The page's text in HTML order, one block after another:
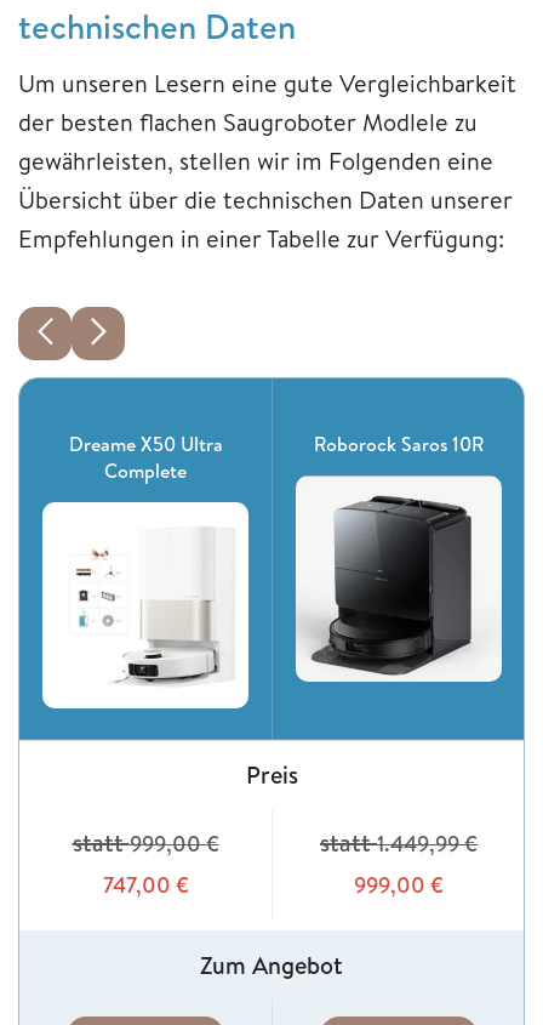
technischen Daten
Um unseren Lesern eine gute Vergleichbarkeit
der besten flachen Saugroboter Modlele zu
gewährleisten, stellen wir im Folgenden eine
Übersicht über die technischen Daten unserer
Empfehlungen in einer Tabelle zur Verfügung:
Dreame X50 Ultra
Complete
Roborock Saros 10R
Preis
statt999,00€
747,00 €
statt1.449,99€
999,00 €
Zum Angebot